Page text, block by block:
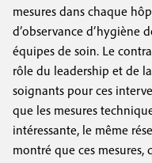
mesures dans chaque
d’observance d’hygiène
équipes de soin. Le
rôle du leadership et de
soignants pour ces
que les mesures
intéressante, le même
montré que ces